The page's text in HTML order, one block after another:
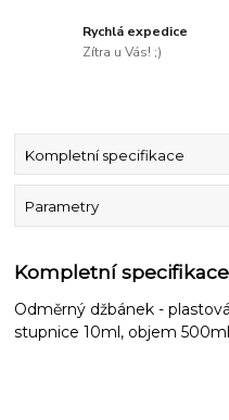
Rychlá expedice
Zítra u Vás! ;)
Kompletní specifikace
Parametry
Kompletní specifikace
Odměrný džbánek -
stupnice 10ml, objem